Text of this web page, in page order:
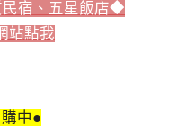
宿、五星飯店◆
站點我
中●